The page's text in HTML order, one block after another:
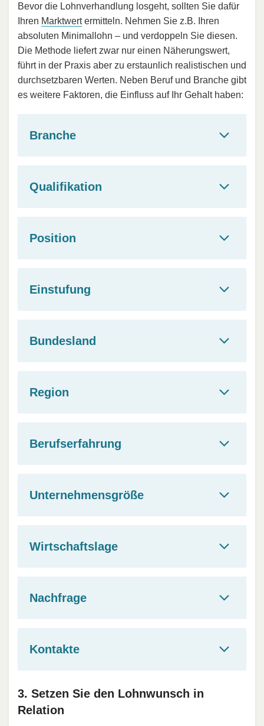
Bevor die Lohnverhandlung losgeht, sollten Sie dafür
Ihren Marktwertermitteln. Nehmen Sie z.B. Ihren
absoluten Minimallohn – und verdoppeln Sie diesen.
Die Methode liefert zwar nur einen Näherungswert,
führt in der Praxis aber zu erstaunlich realistischen und
durchsetzbaren Werten. Neben Beruf und Branche gibt
es weitere Faktoren, die Einfluss auf Ihr Gehalt haben:
Branche
Qualifikation
Position
Einstufung
Bundesland
Region
Berufserfahrung
Unternehmensgröße
Wirtschaftslage
Nachfrage
Kontakte
3. Setzen Sie den Lohnwunsch in
Relation